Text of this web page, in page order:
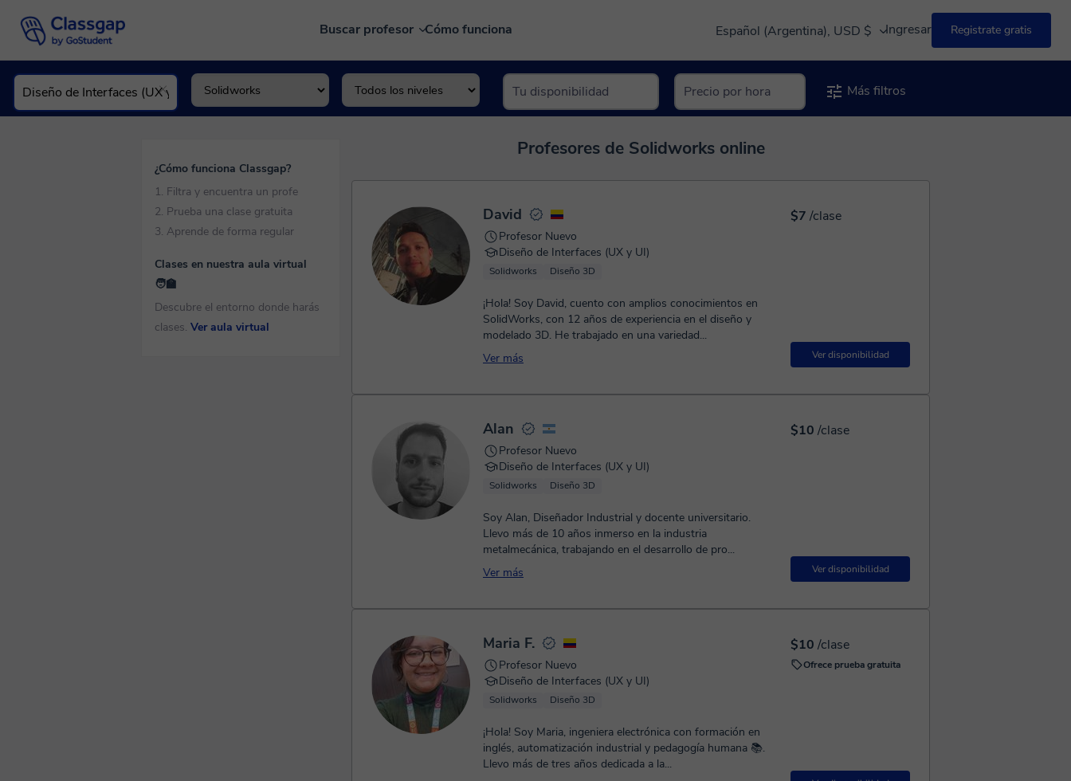
Buscar profesor Cómo funciona Español (Argentina), USD $ Ingresar Registrate gratis
Más filtros
Profesores de Solidworks online
$7 /clase
Ver disponibilidad
David
Profesor Nuevo
Diseño de Interfaces (UX y UI)
Solidworks Diseño 3D
¡Hola! Soy David, cuento con amplios conocimientos en
SolidWorks, con 12 años de experiencia en el diseño y
modelado 3D. He trabajado en una variedad...
Ver más
$10 /clase
Ver disponibilidad
Alan
Profesor Nuevo
Diseño de Interfaces (UX y UI)
Solidworks Diseño 3D
Soy Alan, Diseñador Industrial y docente universitario.
Llevo más de 10 años inmerso en la industria
metalmecánica, trabajando en el desarrollo de pro...
Ver más
$10 /clase
Ofrece prueba gratuita
Maria F.
Profesor Nuevo
Diseño de Interfaces (UX y UI)
Solidworks Diseño 3D
¡Hola! Soy Maria, ingeniera electrónica con formación en
inglés, automatización industrial y pedagogía humana 📚.
Llevo más de tres años dedicada a la...
¿Cómo funciona Classgap?
1. Filtra y encuentra un profe
2. Prueba una clase gratuita
3. Aprende de forma regular
Clases en nuestra aula virtual
🧑‍🏫
Descubre el entorno donde harás
clases. Ver aula virtual